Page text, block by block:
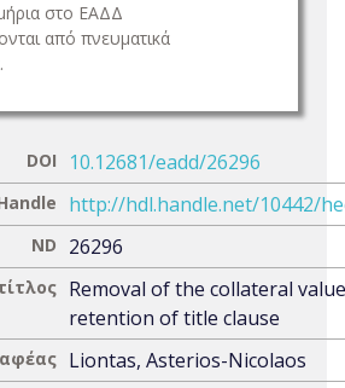
στο ΕΑΔΔ
από πνευματικά
DOI 10.12681/eadd/26296
http://hdl.handle.net/10442/
ND 26296
Removal of the collateral
retention of title clause
Liontas, Asterios-Nicolaos